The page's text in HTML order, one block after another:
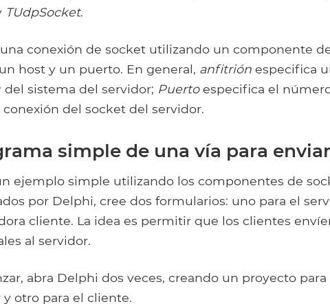
TUdpSocket.
conexión de socket utilizando un componente
host y un puerto. En general, anfitrión especifica
del sistema del servidor; Puertoespecifica el
del socket del servidor.
simple de una vía para
ejemplo simple utilizando los componentes de
por Delphi, cree dos formularios: uno para el
cliente. La idea es permitir que los clientes
al servidor.
abra Delphi dos veces, creando un proyecto
otro para el cliente.